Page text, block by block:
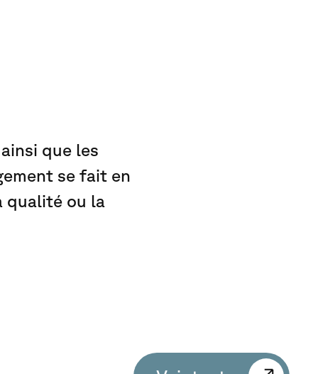
que les
se fait en
qualité ou la